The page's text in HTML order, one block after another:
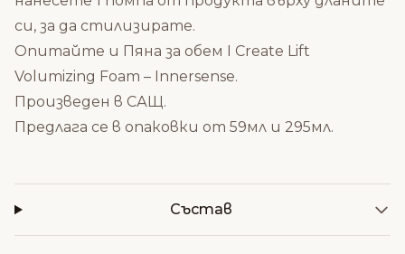
си, за да стилизирате.
Опитайте и Пяна за обем I Create Lift
Volumizing Foam – Innersense.
Произведен в САЩ.
Предлага се в опаковки от 59мл и 295мл.
Състав